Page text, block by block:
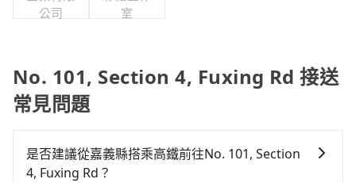
公司
室
No. 101, Section 4, Fuxing Rd 接送
常見問題
是否建議從嘉義縣搭乘高鐵前往No. 101, Section
4, Fuxing Rd？